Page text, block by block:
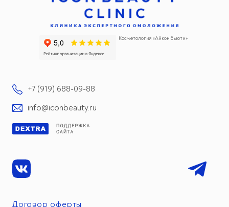
Договор оферты
Косметология «Айкон бьюти»
+7 (919) 688-09-88
info@iconbeauty.ru